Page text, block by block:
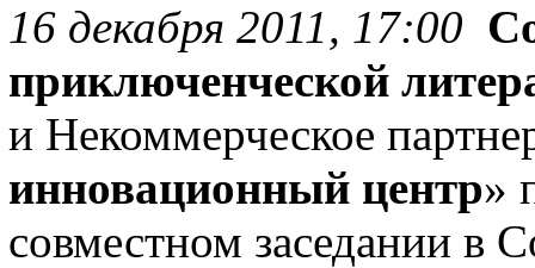
16 декабря 2011, 17:00
приключенческой
и Некоммерческое
инновационный центр»
совместном заседании в